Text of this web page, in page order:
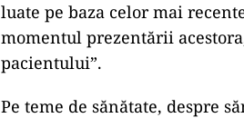
luate pe baza celor mai
momentul prezentării
pacientului”.
Pe teme de sănătate, despre